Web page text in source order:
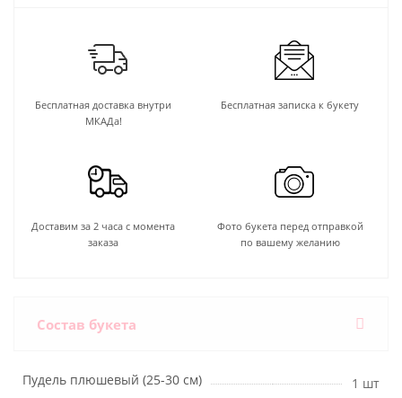
Бесплатная доставка внутри
МКАДа!
Бесплатная записка к букету
Доставим за 2 часа с момента
заказа
Фото букета перед отправкой
по вашему желанию
Состав букета
Пудель плюшевый (25-30 см) 1 шт